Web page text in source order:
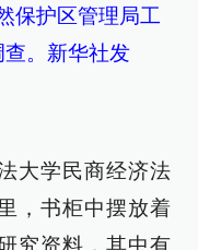
保护区管理局工
。新华社发
大学民商经济法
，书柜中摆放着
究资料，其中有